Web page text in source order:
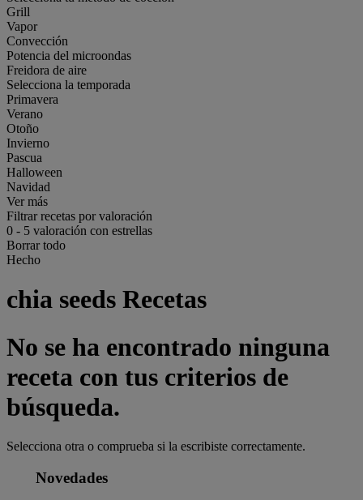
Grill
Vapor
Convección
Potencia del microondas
Freidora de aire
Selecciona la temporada
Primavera
Verano
Otoño
Invierno
Pascua
Halloween
Navidad
Ver más
Filtrar recetas por valoración
0 - 5 valoración con estrellas
Borrar todo
Hecho
chia seeds Recetas
No se ha encontrado ninguna
receta con tus criterios de
búsqueda.
Selecciona otra o comprueba si la escribiste correctamente.
Novedades